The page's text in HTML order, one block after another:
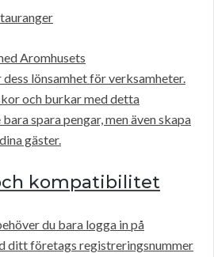
Aromhusets
lönsamhet för verksamheter.
och burkar med detta
spara pengar, men även skapa
gäster.
kompatibilitet
du bara logga in på
ditt företags registreringsnummer